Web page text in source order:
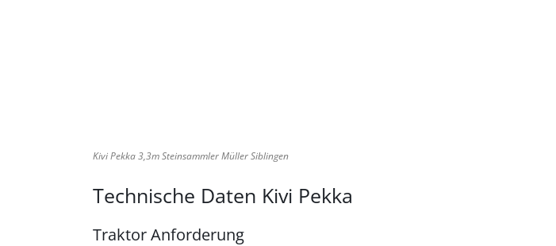
Kivi Pekka 3,3m Steinsammler Müller Siblingen
Technische Daten Kivi Pekka
Traktor Anforderung